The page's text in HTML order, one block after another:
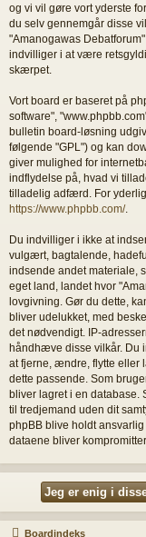
og vi vil gøre vort yderste
du selv gennemgår disse
"Amanogawas
indvilliger i at være
skærpet.
Vort board er baseret på
software",
bulletin board-løsning
følgende "GPL") og kan
giver mulighed for
indflydelse på, hvad vi
tilladelig adfærd. For
https://www.phpbb.com/.
Du indvilliger i ikke at
vulgært, bagtalende,
indsende andet materiale,
eget land, landet hvor
lovgivning. Gør du dette,
bliver udelukket, med
det nødvendigt. IP-
håndhæve disse vilkår. Du
at fjerne, ændre, flytte eller
dette passende. Som
bliver lagret i en database.
til tredjemand uden dit
phpBB blive holdt
dataene bliver
Boardindeks